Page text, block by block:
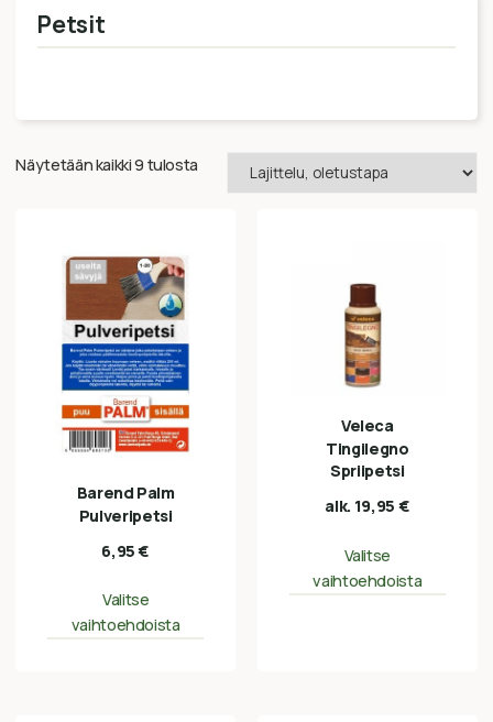
Petsit
Näytetään kaikki 9 tulosta
Barend Palm
Pulveripetsi
6,95€
Valitse
vaihtoehdoista
Veleca
Tingilegno
Spriipetsi
alk. 19,95 €
Valitse
vaihtoehdoista